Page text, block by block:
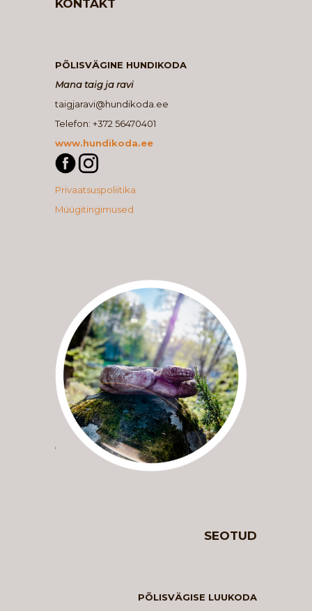
KONTAKT
PÕLISVÄGINE HUNDIKODA
Mana taig ja ravi
taigjaravi@hundikoda.ee
Telefon: +372 56470401
www.hundikoda.ee
Privaatsuspoliitika
Müügitingimused
SEOTUD
PÕLISVÄGISE LUUKODA